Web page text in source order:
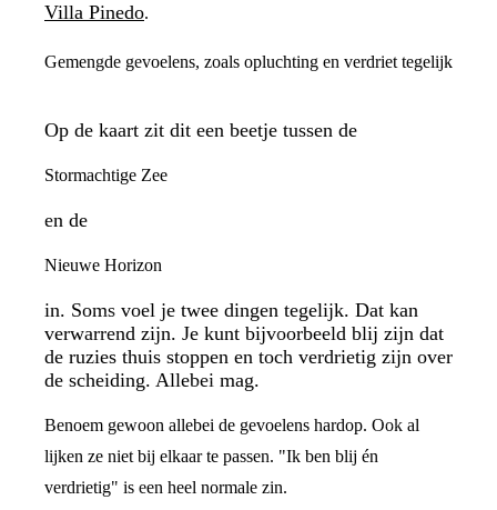
Villa Pinedo.
Gemengde gevoelens, zoals opluchting en verdriet tegelijk
Op de kaart zit dit een beetje tussen de
Stormachtige Zee
en de
Nieuwe Horizon
in. Soms voel je twee dingen tegelijk. Dat kan
verwarrend zijn. Je kunt bijvoorbeeld blij zijn dat
de ruzies thuis stoppen en toch verdrietig zijn over
de scheiding. Allebei mag.
Benoem gewoon allebei de gevoelens hardop. Ook al
lijken ze niet bij elkaar te passen. "Ik ben blij én
verdrietig" is een heel normale zin.